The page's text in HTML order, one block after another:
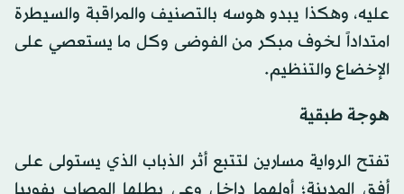
عليه، وهكذا يبدو هوسه بالتصنيف والمراقبة والسيطرة
امتداداً لخوف مبكر من الفوضى وكل ما يستعصي على
الإخضاع والتنظيم.
هوجة طبقية
تفتح الرواية مسارين لتتبع أثر الذباب الذي يستولى على